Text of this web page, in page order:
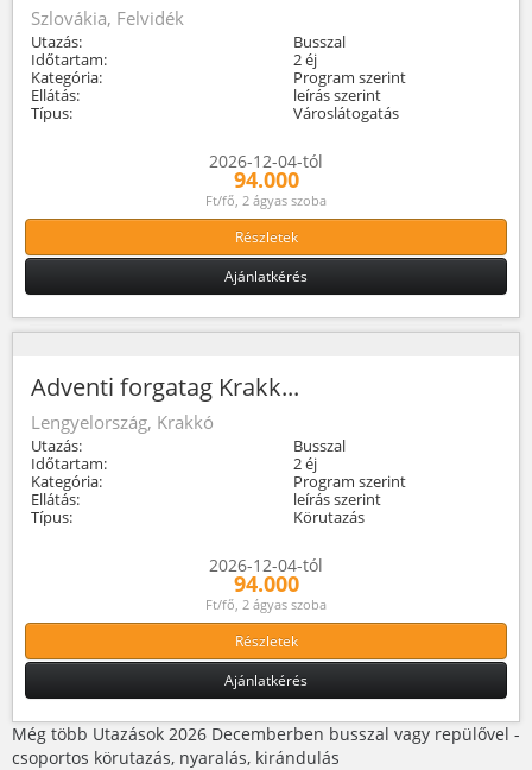
Szlovákia, Felvidék
Utazás:
Busszal
Időtartam:
2 éj
Kategória:
Program szerint
Ellátás:
leírás szerint
Típus:
Városlátogatás
2026-12-04-tól
94.000
Ft/fő, 2 ágyas szoba
Részletek
Ajánlatkérés
Adventi forgatag Krakk...
Lengyelország, Krakkó
Utazás:
Busszal
Időtartam:
2 éj
Kategória:
Program szerint
Ellátás:
leírás szerint
Típus:
Körutazás
2026-12-04-tól
94.000
Ft/fő, 2 ágyas szoba
Részletek
Ajánlatkérés
Még több Utazások 2026 Decemberben busszal vagy repülővel -
csoportos körutazás, nyaralás, kirándulás